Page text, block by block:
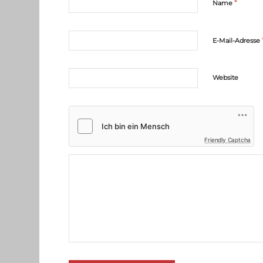
Name*
E-Mail-Adresse
Website
Friendly Captcha